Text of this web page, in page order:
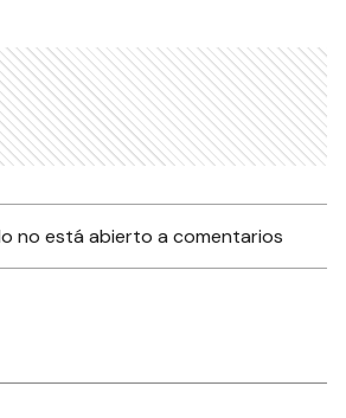
no está abierto a comentarios